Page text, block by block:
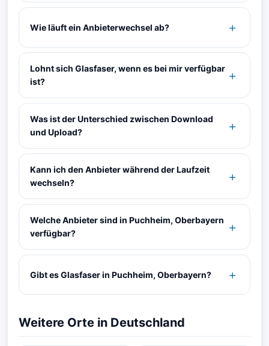
Wie läuft ein Anbieterwechsel ab?
Lohnt sich Glasfaser, wenn es bei mir verfügbar
ist?
Was ist der Unterschied zwischen Download
und Upload?
Kann ich den Anbieter während der Laufzeit
wechseln?
Welche Anbieter sind in Puchheim, Oberbayern
verfügbar?
Gibt es Glasfaser in Puchheim, Oberbayern?
Weitere Orte in Deutschland